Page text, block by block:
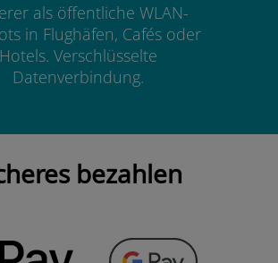
als öffentliche WLAN-
in Flughäfen, Cafés oder
Hotels. Verschlüsselte
Datenverbindung.
bezahlen